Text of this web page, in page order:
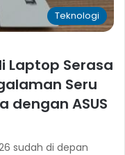
Teknologi
Laptop Serasa
Seru
dengan ASUS
sudah di depan